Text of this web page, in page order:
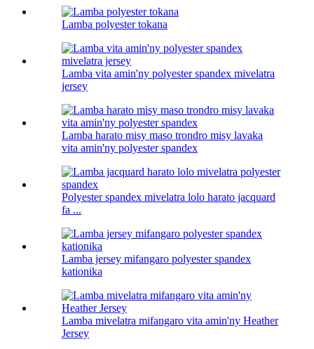
Lamba polyester tokana
Lamba vita amin'ny polyester spandex mivelatra
jersey
Lamba harato misy maso trondro misy lavaka
vita amin'ny polyester spandex
Polyester spandex mivelatra lolo harato jacquard
fa ...
Lamba jersey mifangaro polyester spandex
kationika
Lamba mivelatra mifangaro vita amin'ny Heather
Jersey